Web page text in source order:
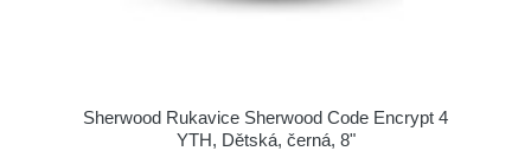
Sherwood Rukavice Sherwood Code Encrypt 4
YTH, Dětská, černá, 8"